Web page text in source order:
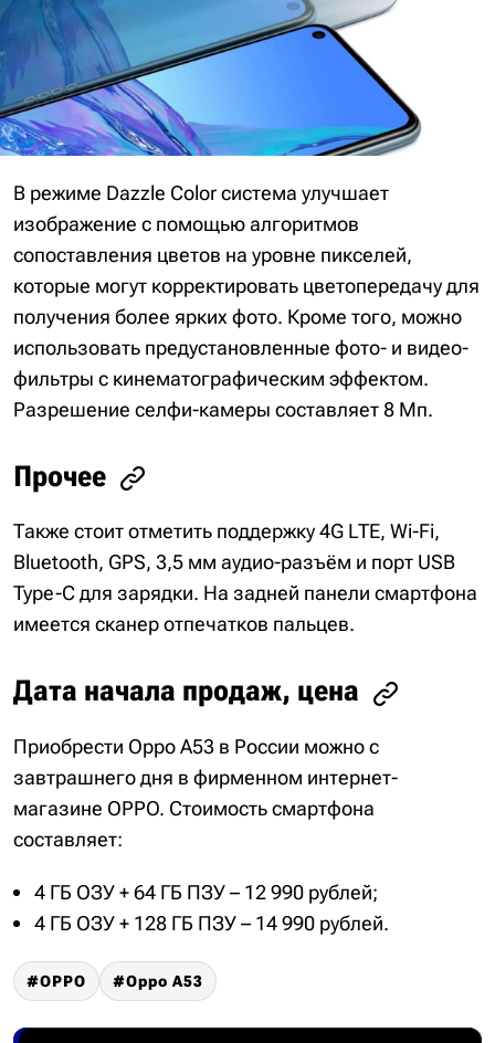
В режиме Dazzle Color система улучшает
изображение с помощью алгоритмов
сопоставления цветов на уровне пикселей,
которые могут корректировать цветопередачу для
получения более ярких фото. Кроме того, можно
использовать предустановленные фото- и видео-
фильтры с кинематографическим эффектом.
Разрешение селфи-камеры составляет 8 Мп.
Прочее
Также стоит отметить поддержку 4G LTE, Wi-Fi,
Bluetooth, GPS, 3,5 мм аудио-разъём и порт USB
Type-C для зарядки. На задней панели смартфона
имеется сканер отпечатков пальцев.
Дата начала продаж, цена
Приобрести Oppo A53 в России можно с
завтрашнего дня в фирменном интернет-
магазине OPPO. Стоимость смартфона
составляет:
4 ГБ ОЗУ + 64 ГБ ПЗУ – 12 990 рублей;
4 ГБ ОЗУ + 128 ГБ ПЗУ – 14 990 рублей.
OPPO Oppo A53